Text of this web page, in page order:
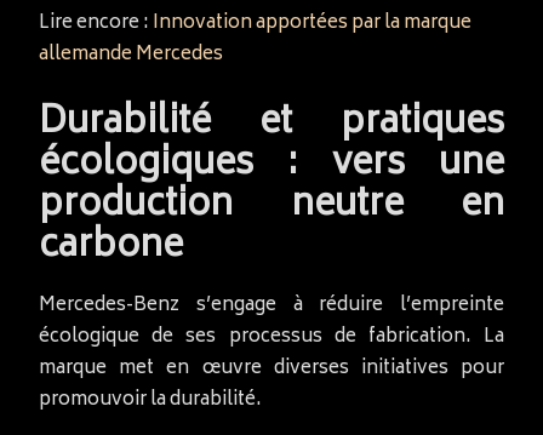
Lire encore :Innovation apportées par la marque
allemande Mercedes
Durabilité et pratiques
écologiques : vers une
production neutre en
carbone
Mercedes-Benz s’engage à réduire l’empreinte
écologique de ses processus de fabrication. La
marque met en œuvre diverses initiatives pour
promouvoir la durabilité.